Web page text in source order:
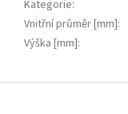
Kategorie:
Vnitřní průměr [mm]:
Výška [mm]: